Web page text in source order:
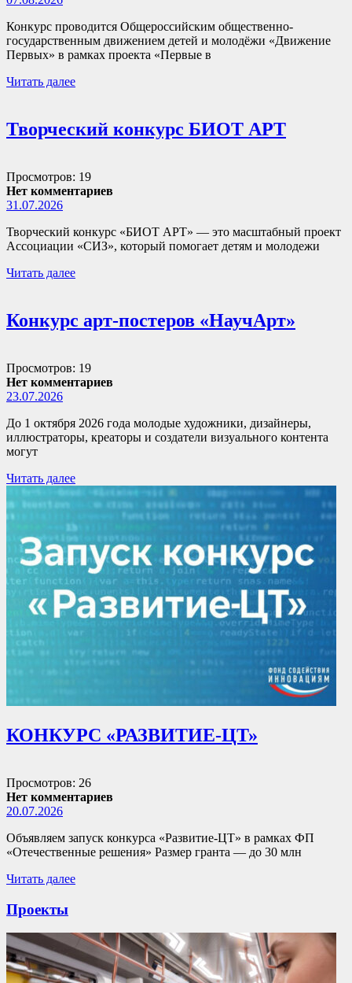
Конкурс проводится Общероссийским общественно-
государственным движением детей и молодёжи «Движение
Первых» в рамках проекта «Первые в
Читать далее
Творческий конкурс БИОТ АРТ
Просмотров: 19
Нет комментариев
31.07.2026
Творческий конкурс «БИОТ АРТ» — это масштабный проект
Ассоциации «СИЗ», который помогает детям и молодежи
Читать далее
Конкурс арт-постеров «НаучАрт»
Просмотров: 19
Нет комментариев
23.07.2026
До 1 октября 2026 года молодые художники, дизайнеры,
иллюстраторы, креаторы и создатели визуального контента
могут
Читать далее
КОНКУРС «РАЗВИТИЕ-ЦТ»
Просмотров: 26
Нет комментариев
20.07.2026
Объявляем запуск конкурса «Развитие-ЦТ» в рамках ФП
«Отечественные решения» Размер гранта — до 30 млн
Читать далее
Проекты